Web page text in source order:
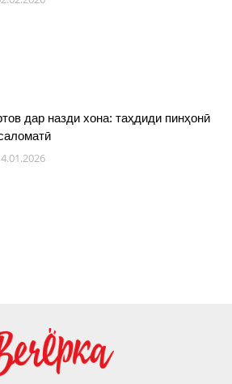
дар назди хона: таҳдиди пинҳонӣ